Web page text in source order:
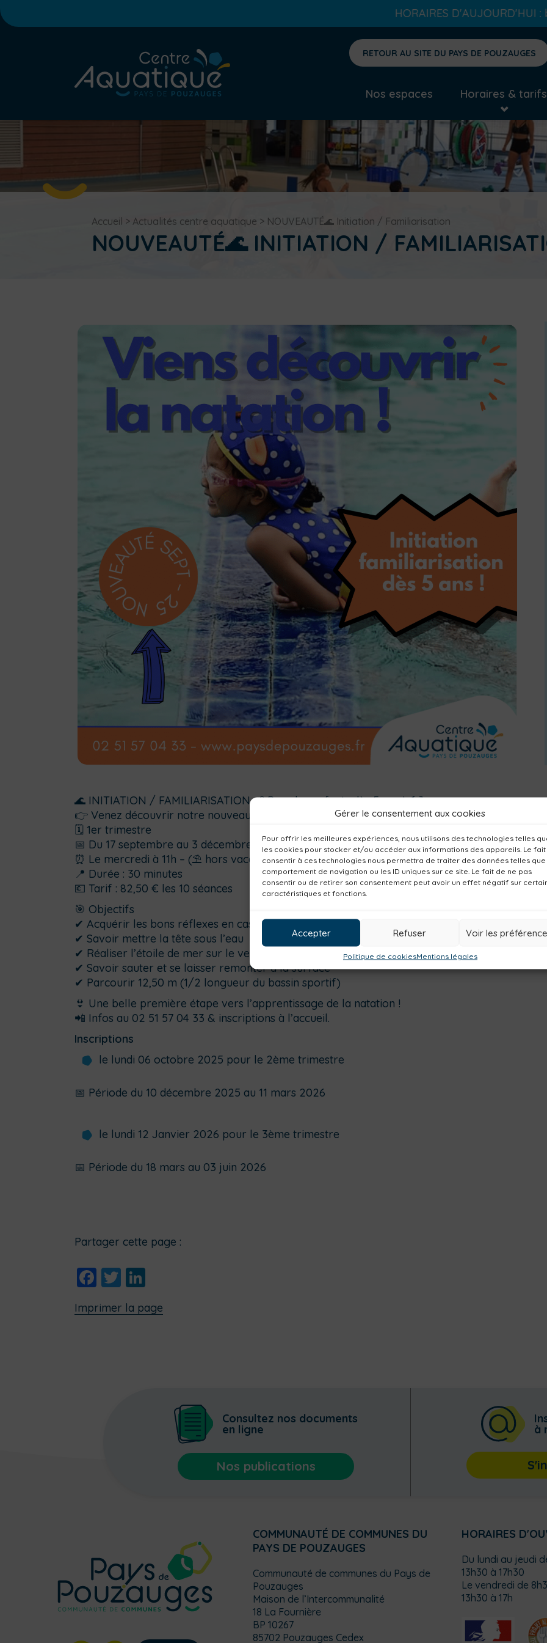
Gérer le consentement aux cookies
Pour offrir les meilleures expériences, nous utilisons des technologies telles
les cookies pour stocker et/ou accéder aux informations des appareils. Le fait
consentir à ces technologies nous permettra de traiter des données telles que
comportement de navigation ou les ID uniques sur ce site. Le fait de ne pas
consentir ou de retirer son consentement peut avoir un effet négatif sur
caractéristiques et fonctions.
Accepter Refuser Voir les
Politique de cookiesMentions légales
HORAIRES D'AUJOURD'HUI : bassin nordique et
RETOUR AU SITE DU PAYS DE POUZAUGES
Nos espaces Horaires & tarifs
Accueil > Actualités centre aquatique > NOUVEAUTÉ🌊 Initiation / Familiarisation
NOUVEAUTÉ🌊 INITIATION /
🌊 INITIATION / FAMILIARISATION 👶 Pour les enfants dès 5 ans ! 🐠].
👉 Venez découvrir notre nouveau créneau pour les plus jeunes !
🗓 1er trimestre
📅 Du 17 septembre au 3 décembre 2025
⏰ Le mercredi à 11h – (⛱️ hors vacances scolaires)
📍 Durée : 30 minutes
💶 Tarif : 82,50 € les 10 séances
🎯 Objectifs
✔ Acquérir les bons réflexes en cas de chute dans l’eau
✔ Savoir mettre la tête sous l’eau
✔ Réaliser l’étoile de mer sur le ventre et le dos
✔ Savoir sauter et se laisser remonter à la surface
✔ Parcourir 12,50 m (1/2 longueur du bassin sportif)
👙 Une belle première étape vers l’apprentissage de la natation !
📲 Infos au 02 51 57 04 33 & inscriptions à l’accueil.
Inscriptions
le lundi 06 octobre 2025 pour le 2ème trimestre
📅 Période du 10 décembre 2025 au 11 mars 2026
le lundi 12 Janvier 2026 pour le 3ème trimestre
📅 Période du 18 mars au 03 juin 2026
Partager cette page :
Facebook
Twitter
Imprimer la page
Consultez nos documents
en ligne
Nos publications
à
COMMUNAUTÉ DE COMMUNES DU
PAYS DE POUZAUGES
Communauté de communes du Pays de
Pouzauges
Maison de l’Intercommunalité
18 La Fournière
BP 10267
85702 Pouzauges Cedex
HORAIRES
Du lundi au jeudi
13h30 à 17h30
Le vendredi de
13h30 à 17h